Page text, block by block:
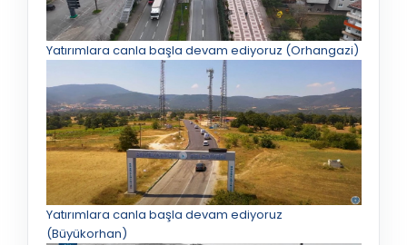
Yatırımlara canla başla devam ediyoruz (Orhangazi)
Yatırımlara canla başla devam ediyoruz
(Büyükorhan)